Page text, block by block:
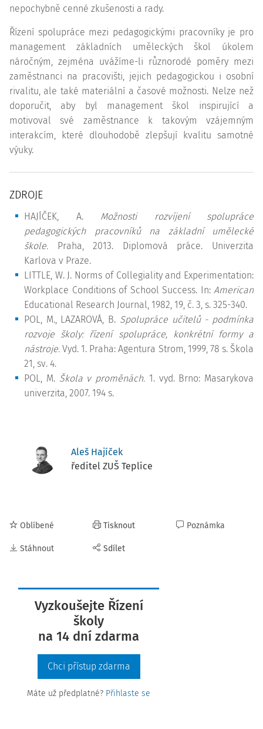
nepochybně cenné zkušenosti a rady.
Řízení spolupráce mezi pedagogickými pracovníky je pro
management základních uměleckých škol úkolem
náročným, zejména uvážíme-li různorodé poměry mezi
zaměstnanci na pracovišti, jejich pedagogickou i osobní
rivalitu, ale také materiální a časové možnosti. Nelze než
doporučit, aby byl management škol inspirující a
motivoval své zaměstnance k takovým vzájemným
interakcím, které dlouhodobě zlepšují kvalitu samotné
výuky.
ZDROJE
HAJÍČEK, A.Možnosti rozvíjení spolupráce
pedagogických pracovníků na základní umělecké
škole. Praha, 2013. Diplomová práce. Univerzita
Karlova v Praze.
LITTLE, W. J. Norms of Collegiality and Experimentation:
Workplace Conditions of School Success. In: American
Educational Research Journal, 1982, 19, č. 3, s. 325-340.
POL, M., LAZAROVÁ, B. Spolupráce učitelů - podmínka
rozvoje školy: řízení spolupráce, konkrétní formy a
nástroje. Vyd. 1. Praha: Agentura Strom, 1999, 78 s. Škola
21, sv. 4.
POL, M. Škola v proměnách. 1. vyd. Brno: Masarykova
univerzita, 2007. 194 s.
Aleš Hajíček
ředitel ZUŠ Teplice
Oblíbené
Stáhnout
Tisknout
Sdílet
Poznámka
Vyzkoušejte Řízení
školy
na 14 dní zdarma
Chci přístup zdarma
Máte už předplatné? Přihlaste se